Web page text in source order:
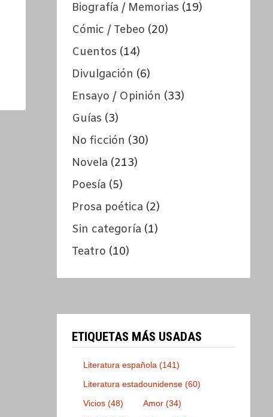
Biografía / Memorias (19)
Cómic / Tebeo (20)
Cuentos (14)
Divulgación (6)
Ensayo / Opinión (33)
Guías (3)
No ficción (30)
Novela (213)
Poesía (5)
Prosa poética (2)
Sin categoría (1)
Teatro (10)
ETIQUETAS MÁS USADAS
Literatura española (141)
Literatura estadounidense (60)
Vicios (48) Amor (34)